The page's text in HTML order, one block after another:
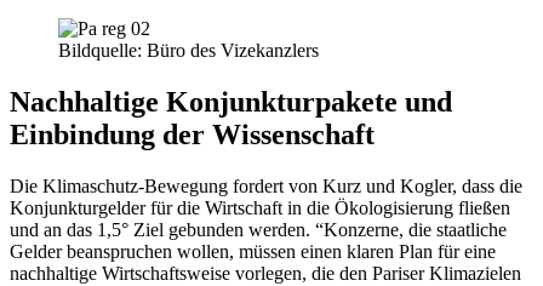
Bildquelle: Büro des Vizekanzlers
Nachhaltige Konjunkturpakete und
Einbindung der Wissenschaft
Die Klimaschutz-Bewegung fordert von Kurz und Kogler, dass die
Konjunkturgelder für die Wirtschaft in die Ökologisierung fließen
und an das 1,5° Ziel gebunden werden. “Konzerne, die staatliche
Gelder beanspruchen wollen, müssen einen klaren Plan für eine
nachhaltige Wirtschaftsweise vorlegen, die den Pariser Klimazielen